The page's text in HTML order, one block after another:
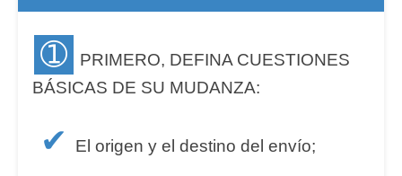
➀
PRIMERO, DEFINA CUESTIONES
BÁSICAS DE SU MUDANZA:
✔ El origen y el destino del envío;